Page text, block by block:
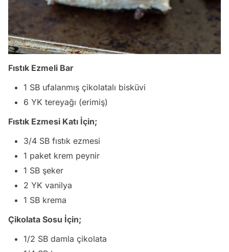
Fıstık Ezmeli Bar
1 SB ufalanmış çikolatalı bisküvi
6 YK tereyağı (erimiş)
Fıstık Ezmesi Katı İçin;
3/4 SB fıstık ezmesi
1 paket krem peynir
1 SB şeker
2 YK vanilya
1 SB krema
Çikolata Sosu İçin;
1/2 SB damla çikolata